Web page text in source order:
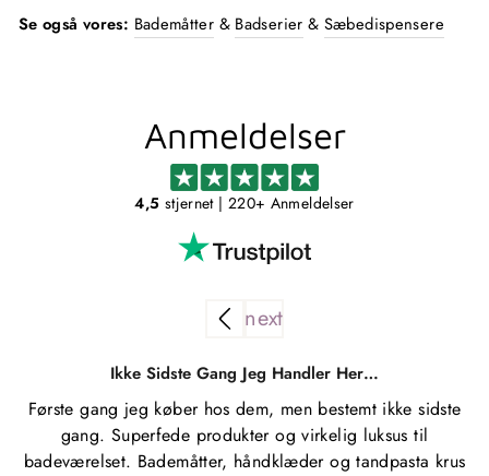
Se også vores: Bademåtter & Badserier & Sæbedispensere
Anmeldelser
4,5 stjernet | 220+ Anmeldelser
Ikke Sidste Gang Jeg Handler Her…
Første gang jeg køber hos dem, men bestemt ikke sidste
gang. Superfede produkter og virkelig luksus til
badeværelset. Bademåtter, håndklæder og tandpasta krus